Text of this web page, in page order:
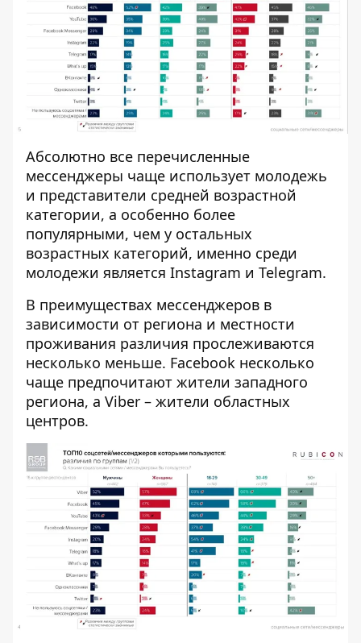
Абсолютно все перечисленные
мессенджеры чаще использует молодежь
и представители средней возрастной
категории, а особенно более
популярными, чем у остальных
возрастных категорий, именно среди
молодежи является Instagram и Telegram.
В преимуществах мессенджеров в
зависимости от региона и местности
проживания различия прослеживаются
несколько меньше. Facebook несколько
чаще предпочитают жители западного
региона, а Viber – жители областных
центров.